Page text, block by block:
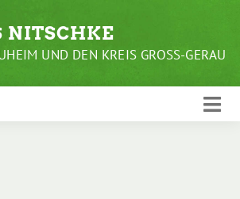
NITSCHKE
UND DEN KREIS GROSS-GERAU